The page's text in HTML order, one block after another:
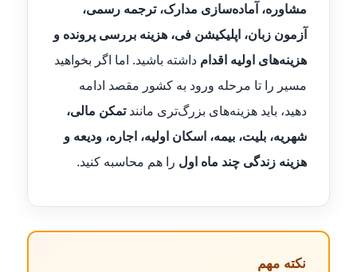
مشاوره، آماده‌سازی مدارک، ترجمه رسمی،
آزمون زبان، اپلیکیشن فی، هزینه بررسی پرونده و
هزینه‌های اولیه اقدام داشته باشید. اما اگر بخواهید
مسیر را تا مرحله ورود به کشور مقصد ادامه
دهید، باید هزینه‌های بزرگ‌تری مانندتمکن مالی،
شهریه، بلیت، بیمه، اسکان اولیه، اجاره، ودیعه و
هزینه زندگی چند ماه اول را هم محاسبه کنید.
نکته مهم